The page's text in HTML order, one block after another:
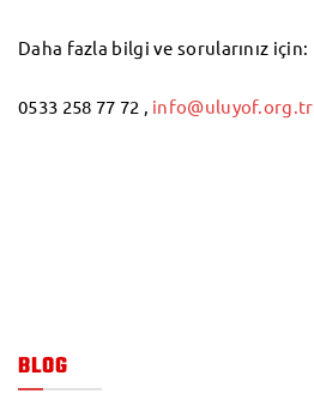
Daha fazla bilgi ve sorularınız için:
0533 258 77 72 , info@uluyof.org.tr
BLOG